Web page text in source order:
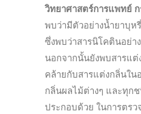
วิทยาศาสตร์การแพทย์
พบว่ามีตัวอย่างน้ำยาบุห
ซึ่งพบว่าสารนิโคตินอย่า
นอกจากนั้นยังพบสารแ
คล้ายกับสารแต่งกลิ่นใน
กลิ่นผลไม้ต่างๆ และทุก
ประกอบด้วย ในการตรว